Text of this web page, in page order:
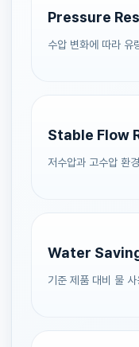
Pressure
수압 변화에 따라 유
Stable Flow
저수압과 고수압 환
Water
기준 제품 대비 물